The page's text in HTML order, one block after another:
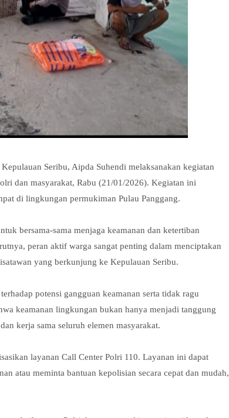
Seribu, Aipda Suhendi melaksanakan kegiatan
dan masyarakat, Rabu (21/01/2026). Kegiatan ini
di lingkungan permukiman Pulau Panggang.
bersama-sama menjaga keamanan dan ketertiban
peran aktif warga sangat penting dalam menciptakan
yang berkunjung ke Kepulauan Seribu.
potensi gangguan keamanan serta tidak ragu
keamanan lingkungan bukan hanya menjadi tanggung
kerja sama seluruh elemen masyarakat.
layanan Call Center Polri 110. Layanan ini dapat
atau meminta bantuan kepolisian secara cepat dan mudah,